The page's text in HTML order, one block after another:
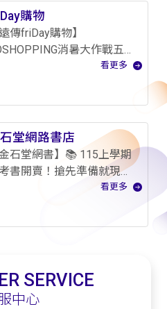
購物
遠傳friDay購物】
消暑大作戰五折
看更多
堂網路書店
金石堂網書】📚 115上學期
書開賣！搶先準備就現
看更多
SERVICE
中心